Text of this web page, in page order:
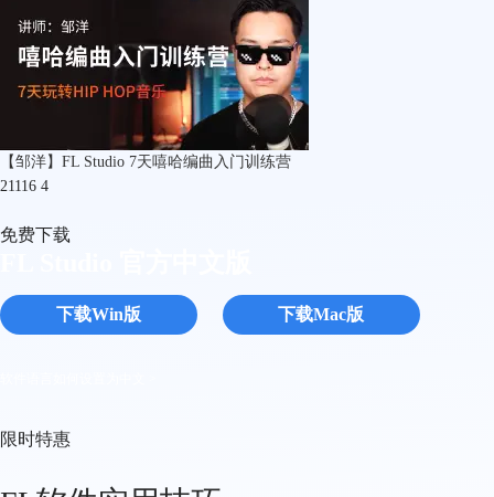
【邹洋】FL Studio 7天嘻哈编曲入门训练营
21116 4
免费下载
下载Win版 下载Mac版
限时特惠